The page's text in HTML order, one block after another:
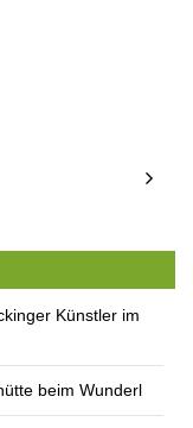
Künstler im
beim Wunderl